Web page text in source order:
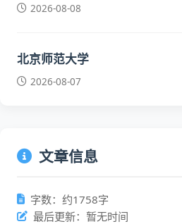
2026-08-08
北京师范大学
2026-08-07
文章信息
字数：约1758字
最后更新：暂无时间